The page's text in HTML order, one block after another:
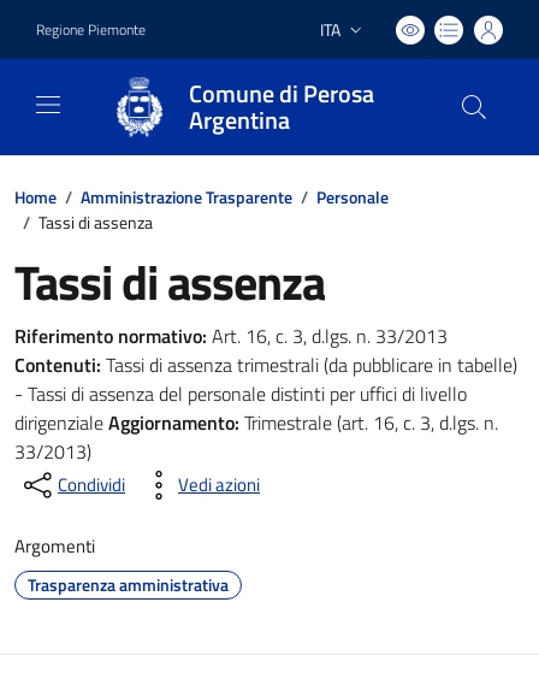
Regione Piemonte Lingua attiva:
ITA
Comune di Perosa
Argentina
Home / Amministrazione Trasparente / Personale
/ Tassi di assenza
Tassi di assenza
Riferimento normativo: Art. 16, c. 3, d.lgs. n. 33/2013
Contenuti: Tassi di assenza trimestrali (da pubblicare in tabelle)
- Tassi di assenza del personale distinti per uffici di livello
dirigenzialeAggiornamento: Trimestrale (art. 16, c. 3, d.lgs. n.
33/2013)
Condividi Vedi azioni
Argomenti
Trasparenza amministrativa